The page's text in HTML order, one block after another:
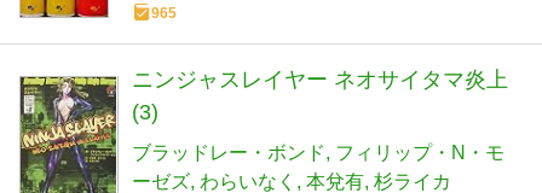
965
ニンジャスレイヤー ネオサイタマ炎上
(3)
ブラッドレー・ボンド
フィリップ・N・モ
ーゼズ わらいなく 本兌有 杉ライカ